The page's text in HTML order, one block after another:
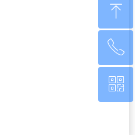
ꁸ
回到顶部
ꂅ
0760-22220651
ꀥ